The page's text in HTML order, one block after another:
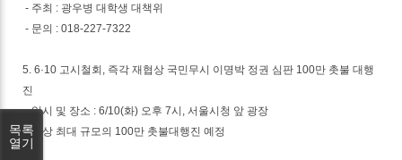
- 주최 : 광우병 대학생 대책위
- 문의 : 018-227-7322
5. 6·10 고시철회, 즉각 재협상 국민무시 이명박 정권 심판 100만 촛불 대행
진
- 일시 및 장소 : 6/10(화) 오후 7시, 서울시청 앞 광장
- 사상 최대 규모의 100만 촛불대행진 예정
목록
열기